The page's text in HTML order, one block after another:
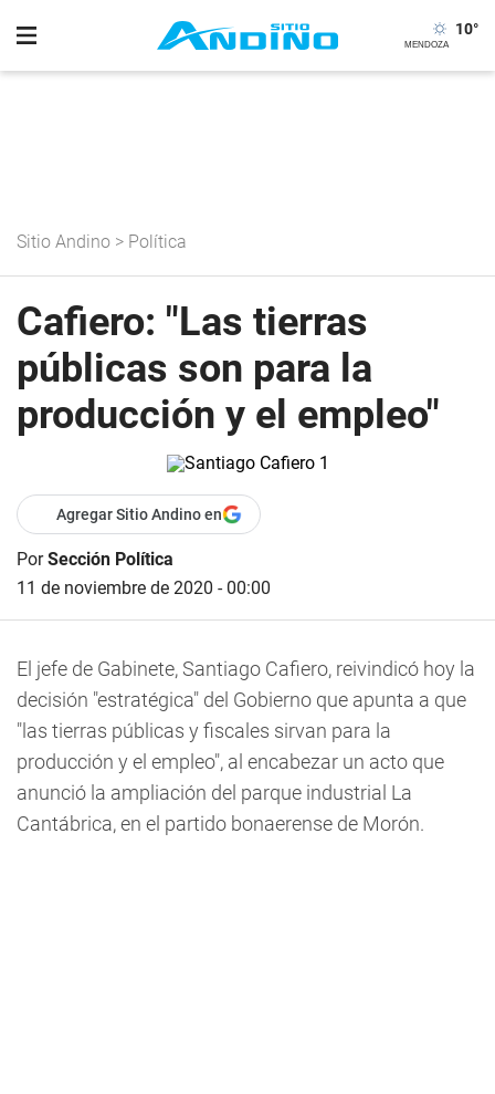
10°
Sitio Andino > Política
Cafiero: "Las tierras
públicas son para la
producción y el empleo"
Agregar Sitio Andino en
PorSección Política
11 de noviembre de 2020 - 00:00
El jefe de Gabinete, Santiago Cafiero, reivindicó hoy la
decisión "estratégica" del Gobierno que apunta a que
"las tierras públicas y fiscales sirvan para la
producción y el empleo", al encabezar un acto que
anunció la ampliación del parque industrial La
Cantábrica, en el partido bonaerense de Morón.